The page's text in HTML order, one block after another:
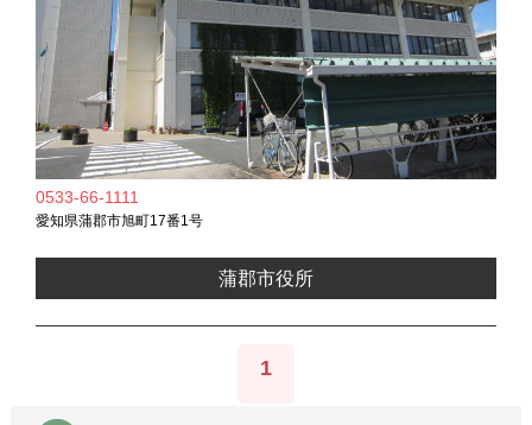
0533-66-1111
愛知県蒲郡市旭町17番1号
蒲郡市役所
1